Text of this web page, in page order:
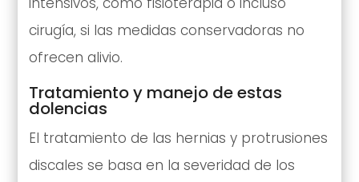
cirugía, si las medidas conservadoras no
ofrecen alivio.
Tratamiento y manejo de estas
dolencias
El tratamiento de las hernias y protrusiones
discales se basa en la severidad de los